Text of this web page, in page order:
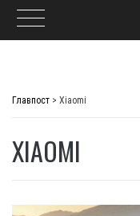
Главпост > Xiaomi
XIAOMI